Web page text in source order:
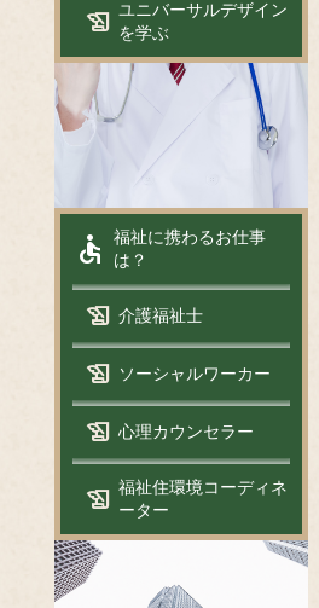
history_edu ユニバーサルデザイン
を学ぶ
accessible
福祉に携わるお仕事
は？
history_edu 介護福祉士
history_edu ソーシャルワーカー
history_edu 心理カウンセラー
history_edu 福祉住環境コーディネ
ーター